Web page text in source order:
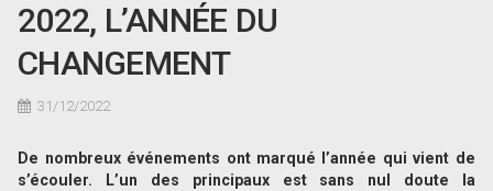
2022, L’ANNÉE DU
CHANGEMENT
31/12/2022
De nombreux événements ont marqué l’année qui vient de
s’écouler. L’un des principaux est sans nul doute la